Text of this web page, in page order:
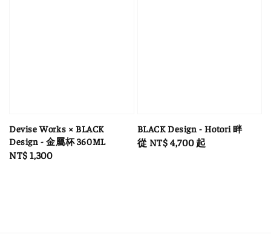
Devise Works × BLACK
Design - 金屬杯 360ML
Regular
NT$ 1,300
BLACK Design - Hotori 畔
Regular
從 NT$ 4,700起